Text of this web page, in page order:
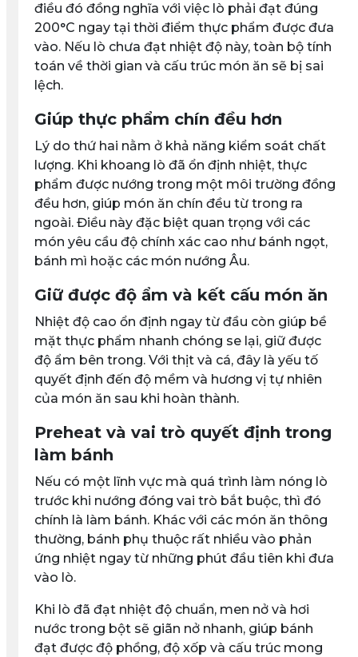
điều đó đồng nghĩa với việc lò phải đạt đúng
200°C ngay tại thời điểm thực phẩm được đưa
vào. Nếu lò chưa đạt nhiệt độ này, toàn bộ tính
toán về thời gian và cấu trúc món ăn sẽ bị sai
lệch.
Giúp thực phẩm chín đều hơn
Lý do thứ hai nằm ở khả năng kiểm soát chất
lượng. Khi khoang lò đã ổn định nhiệt, thực
phẩm được nướng trong một môi trường đồng
đều hơn, giúp món ăn chín đều từ trong ra
ngoài. Điều này đặc biệt quan trọng với các
món yêu cầu độ chính xác cao như bánh ngọt,
bánh mì hoặc các món nướng Âu.
Giữ được độ ẩm và kết cấu món ăn
Nhiệt độ cao ổn định ngay từ đầu còn giúp bề
mặt thực phẩm nhanh chóng se lại, giữ được
độ ẩm bên trong. Với thịt và cá, đây là yếu tố
quyết định đến độ mềm và hương vị tự nhiên
của món ăn sau khi hoàn thành.
Preheat và vai trò quyết định trong
làm bánh
Nếu có một lĩnh vực mà quá trình làm nóng lò
trước khi nướng đóng vai trò bắt buộc, thì đó
chính là làm bánh. Khác với các món ăn thông
thường, bánh phụ thuộc rất nhiều vào phản
ứng nhiệt ngay từ những phút đầu tiên khi đưa
vào lò.
Khi lò đã đạt nhiệt độ chuẩn, men nở và hơi
nước trong bột sẽ giãn nở nhanh, giúp bánh
đạt được độ phồng, độ xốp và cấu trúc mong